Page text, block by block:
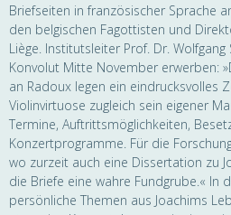
Briefseiten in französischer Sprache
den belgischen Fagottisten und
Liège. Institutsleiter Prof. Dr.
Konvolut Mitte November erwerben:
an Radoux legen ein eindrucksvolles
Violinvirtuose zugleich sein eigener
Termine, Auftrittsmöglichkeiten,
Konzertprogramme. Für die
wo zurzeit auch eine Dissertation zu
die Briefe eine wahre Fundgrube.« In
persönliche Themen aus Joachims